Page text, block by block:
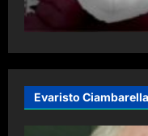
Evaristo Ciambarella